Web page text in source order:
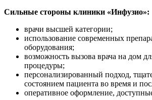
Сильные стороны клиники «Инфузио»:
врачи высшей категории;
использование современных
оборудования;
возможность вызова врача на дом
процедуры;
персонализированный подход,
состоянием пациента во время и
оперативное оформление,